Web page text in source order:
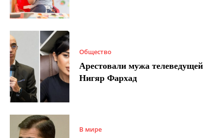
Общество
Арестовали мужа телеведущей
Нигяр Фархад
В мире